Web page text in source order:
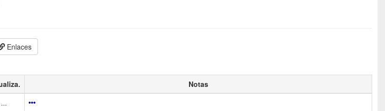
Enlaces
Notas
...